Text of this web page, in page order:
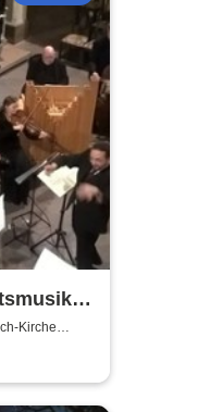
Kirche